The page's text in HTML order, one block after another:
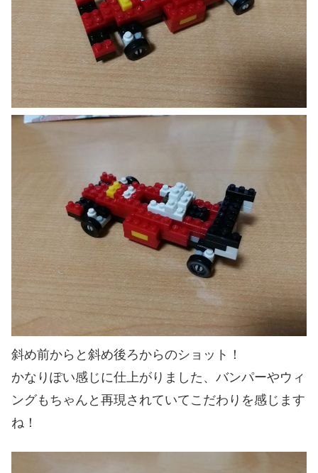
斜め前からと斜め後ろからのショット！
かなりぽい感じに仕上がりました、バンパーやウィ
ングもちゃんと再現されていてこだわりを感じます
ね！